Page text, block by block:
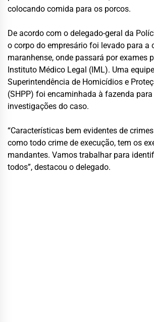
colocando comida para os porcos.
De acordo com o delegado-geral da
o corpo do empresário foi levado para a
maranhense, onde passará por exames
Instituto Médico Legal (IML). Uma
Superintendência de Homicídios e
(SHPP) foi encaminhada à fazenda
investigações do caso.
“Características bem evidentes de
como todo crime de execução, tem os
mandantes. Vamos trabalhar para
todos”, destacou o delegado.